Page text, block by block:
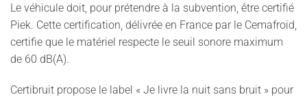
Le véhicule doit, pour prétendre à la subvention, être certifié
Piek. Cette certification, délivrée en France par le Cemafroid,
certifie que le matériel respecte le seuil sonore maximum
de 60 dB(A).
Certibruit propose le label « Je livre la nuit sans bruit » pour